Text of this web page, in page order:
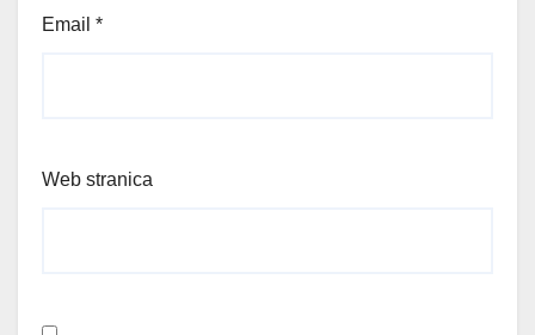
Email *
Web stranica